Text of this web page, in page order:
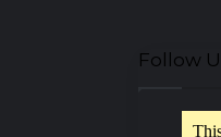
Follow